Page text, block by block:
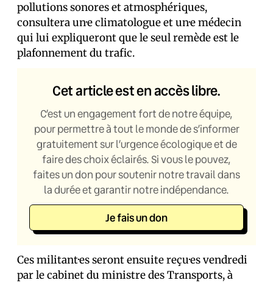
pollutions sonores et atmosphériques,
consultera un·e climatologue et un·e médecin
qui lui expliqueront que le seul remède est le
plafonnement du trafic.
Cet article est en accès libre.
C’est un engagement fort de notre équipe,
pour permettre à tout le monde de s’informer
gratuitement sur l’urgence écologique et de
faire des choix éclairés. Si vous le pouvez,
faites un don pour soutenir notre travail dans
la durée et garantir notre indépendance.
Je fais un don
Ces militant·es seront ensuite reçu·es vendredi
par le cabinet du ministre des Transports, à